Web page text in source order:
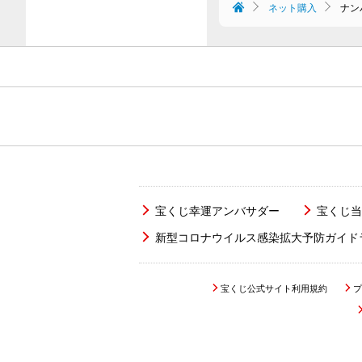
ネット購入 ナン
宝くじ幸運アンバサダー 宝くじ
新型コロナウイルス感染拡大予防ガイド
宝くじ公式サイト利用規約